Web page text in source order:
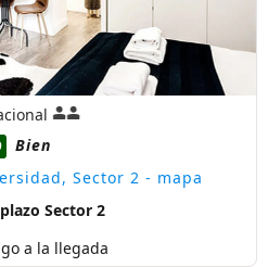
Bien
Sector 2 - mapa
Sector 2
a la llegada